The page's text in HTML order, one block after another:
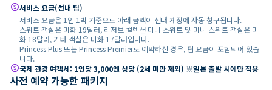
paid서비스 요금(선내 팁)
서비스 요금은 1인 1박 기준으로 아래 금액이 선내 계정에 자동 청구됩니다.
스위트 객실은 미화 19달러, 리저브 컬렉션 미니 스위트 및 미니 스위트 객실은 미
화 18달러, 기타 객실은 미화 17달러입니다.
Princess Plus 또는 Princess Premier로 예약하신 경우, 팁 요금이 포함되어 있습
니다.
paid국제 관광 여객세: 1인당 3,000엔 상당 (2세 미만 제외) ※일본 출발 시에만 적용
사전 예약 가능한 패키지